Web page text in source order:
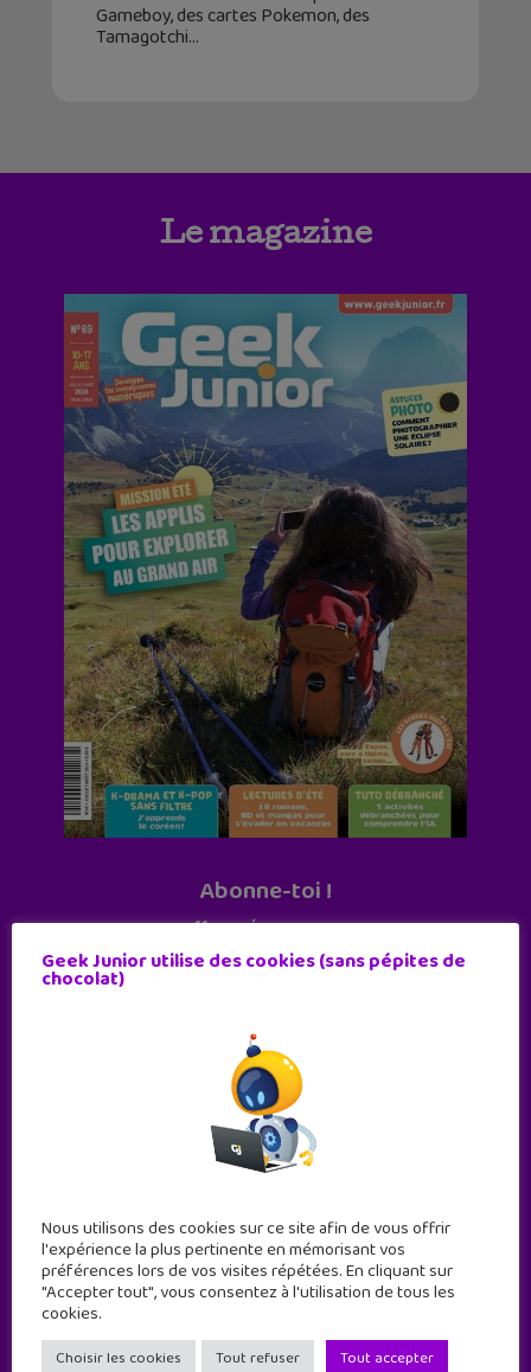
Gameboy, des cartes Pokemon, des
Tamagotchi
Le magazine
Abonne-toi !
11 numéros par an
Geek Junior est le premier site de culture numérique
à destination des adolescents.
Geek Junior utilise des cookies (sans pépites de
chocolat)
Nous utilisons des cookies sur ce site afin de vous offrir
l'expérience la plus pertinente en mémorisant vos
préférences lors de vos visites répétées. En cliquant sur
"Accepter tout", vous consentez à l'utilisation de tous les
cookies.
Choisir les cookies Tout refuser Tout accepter